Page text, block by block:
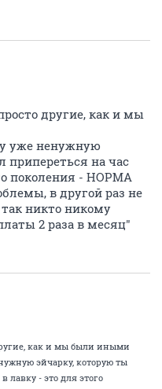
другие, как и мы
уже ненужную
припереться на час
поколения - НОРМА
в другой раз не
никто никому
2 раза в месяц"
как и мы были иными
эйчарку, которую ты
лавку - это для этого